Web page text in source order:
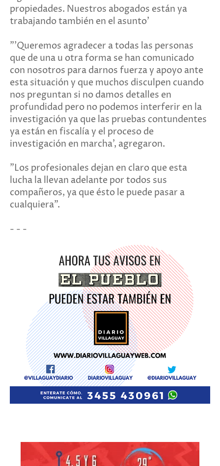
propiedades. Nuestros abogados están ya
trabajando también en el asunto'
"'Queremos agradecer a todas las personas
que de una u otra forma se han comunicado
con nosotros para darnos fuerza y apoyo ante
esta situación y que muchos disculpen cuando
nos preguntan si no damos detalles en
profundidad pero no podemos interferir en la
investigación ya que las pruebas contundentes
ya están en fiscalía y el proceso de
investigación en marcha', agregaron.
"Los profesionales dejan en claro que esta
lucha la llevan adelante por todos sus
compañeros, ya que ésto le puede pasar a
cualquiera".
- - -